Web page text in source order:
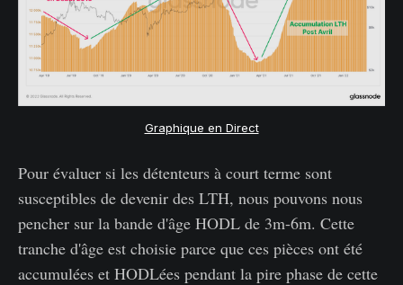
Graphique en Direct
Pour évaluer si les détenteurs à court terme sont
susceptibles de devenir des LTH, nous pouvons nous
pencher sur la bande d'âge HODL de 3m-6m. Cette
tranche d'âge est choisie parce que ces pièces ont été
accumulées et HODLées pendant la pire phase de cette